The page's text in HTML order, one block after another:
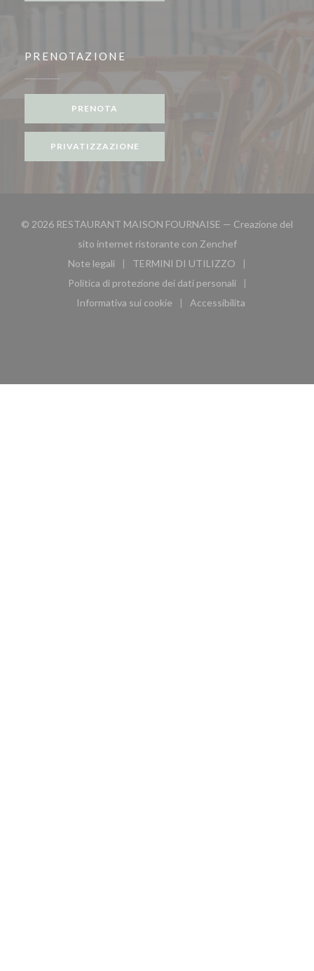
PRENOTAZIONE
PRENOTA
PRIVATIZZAZIONE
© 2026 RESTAURANT MAISON FOURNAISE — Creazione del
sito internet ristorante con Zenchef((apre una nuova
Note legali
((apre una nuova finestra))
TERMINI DI UTILIZZO
((apre una nuova finestra))
Politica di protezione dei dati personali
((apre una nuova finestra))
Informativa sui cookie
((apre una nuova finestra))
Accessibilita